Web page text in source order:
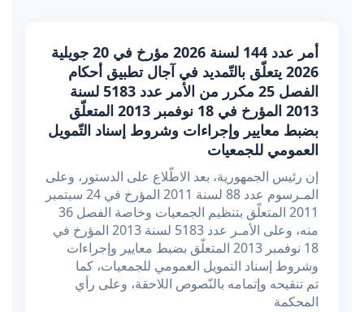
أمر عدد 144 لسنة 2026 مؤرخ في 20 جويلية
2026 يتعلّق بالتّمديد في آجال تطبيق أحكام
الفصل 25 مكرر من الأمر عدد 5183 لسنة
2013 المؤرخ في 18 نوفمبر 2013 المتعلّق
بضبط معايير وإجراءات وشروط إسناد التّمويل
العمومي للجمعيات
إن رئيس الجمهورية، بعد الاطّلاع على الدستور، وعلى
المـرسوم عدد 88 لسنة 2011 المؤرخ في 24 سبتمبر
2011 المتعلّق بتنظيم الجمعيات وخاصة الفصل 36
منه، وعلى الأمـر عدد 5183 لسنة 2013 المؤرخ في
18 نوفمبر 2013 المتعلّق بضبط معايير وإجراءات
وشروط إسناد التمويل العمومي للجمعيات، كما
تم تنقيحه وإتمامه بالنّصوص اللاحقة، وعلى رأي
المحكمة